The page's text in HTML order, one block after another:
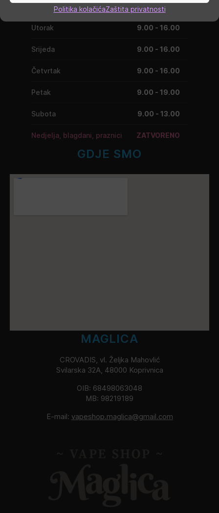
Politika kolačićaZaštita privatnosti
Ponedjeljak 9.00 - 19.00
Utorak 9.00 - 16.00
Srijeda 9.00 - 16.00
Četvrtak 9.00 - 16.00
Petak 9.00 - 19.00
Subota 9.00 - 13.00
Nedjelja, blagdani, praznici ZATVORENO
GDJE SMO
MAGLICA
CROVADIS, vl. Željka Mahovlić
Svilarska 32A, 48000 Koprivnica
OIB: 68498063048
MB: 98219189
E-mail: vapeshop.maglica@gmail.com